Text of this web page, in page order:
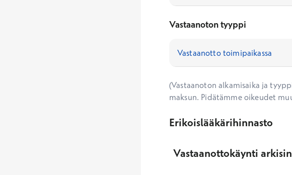
Vastaanoton tyyppi
(Vastaanoton alkamisaika ja
maksun. Pidätämme oikeudet
Erikoislääkärihinnasto
Vastaanottokäynti